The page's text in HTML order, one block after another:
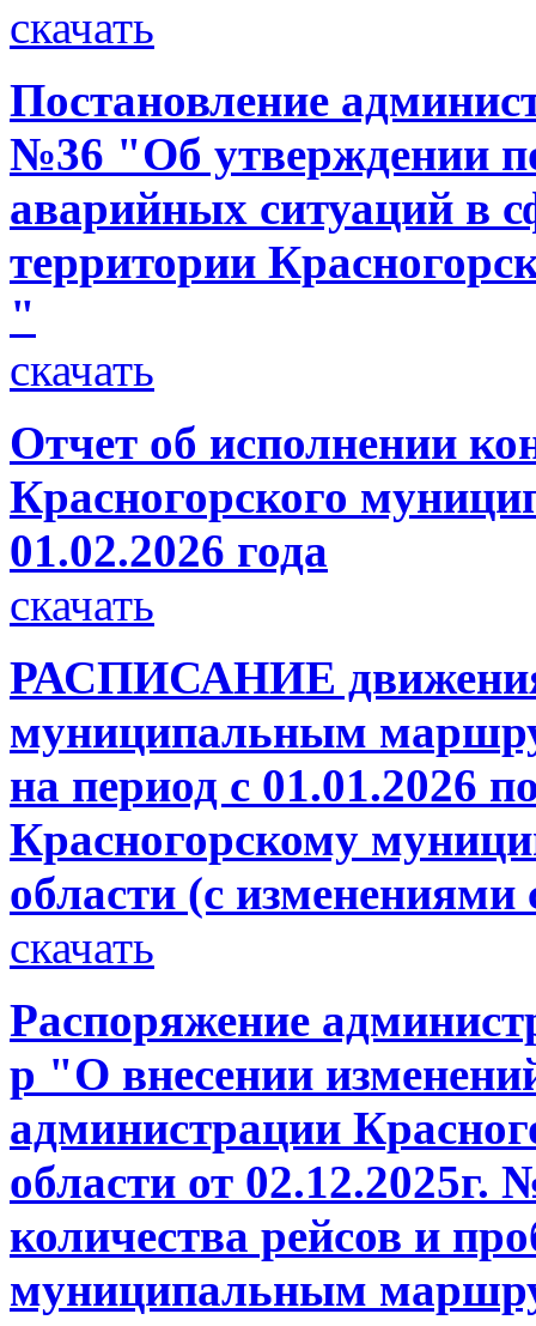
скачать
Постановление
№36 "Об утверждении
аварийных ситуаций в
территории
"
скачать
Отчет об исполнении
Красногорского
01.02.2026 года
скачать
РАСПИСАНИЕ движения
муниципальным
на период с 01.01.2026
Красногорскому
области (с изменениями
скачать
Распоряжение
р "О внесении
администрации
области от
количества рейсов и
муниципальным